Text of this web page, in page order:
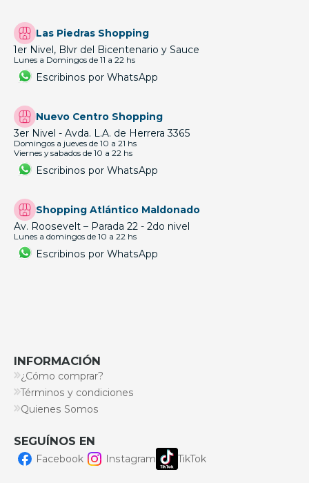
Las Piedras Shopping
1er Nivel, Blvr del Bicentenario y Sauce
Lunes a Domingos de 11 a 22 hs
Escribinos por WhatsApp
Nuevo Centro Shopping
3er Nivel - Avda. L.A. de Herrera 3365
Domingos a jueves de 10 a 21 hs
Viernes y sabados de 10 a 22 hs
Escribinos por WhatsApp
Shopping Atlántico Maldonado
Av. Roosevelt – Parada 22 - 2do nivel
Lunes a domingos de 10 a 22 hs
Escribinos por WhatsApp
INFORMACIÓN
¿Cómo comprar?
Términos y condiciones
Quienes Somos
SEGUÍNOS EN
Facebook Instagram TikTok